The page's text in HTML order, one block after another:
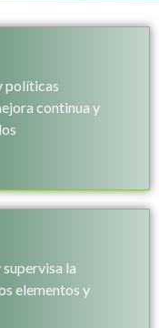
políticas
continua y
la
elementos y